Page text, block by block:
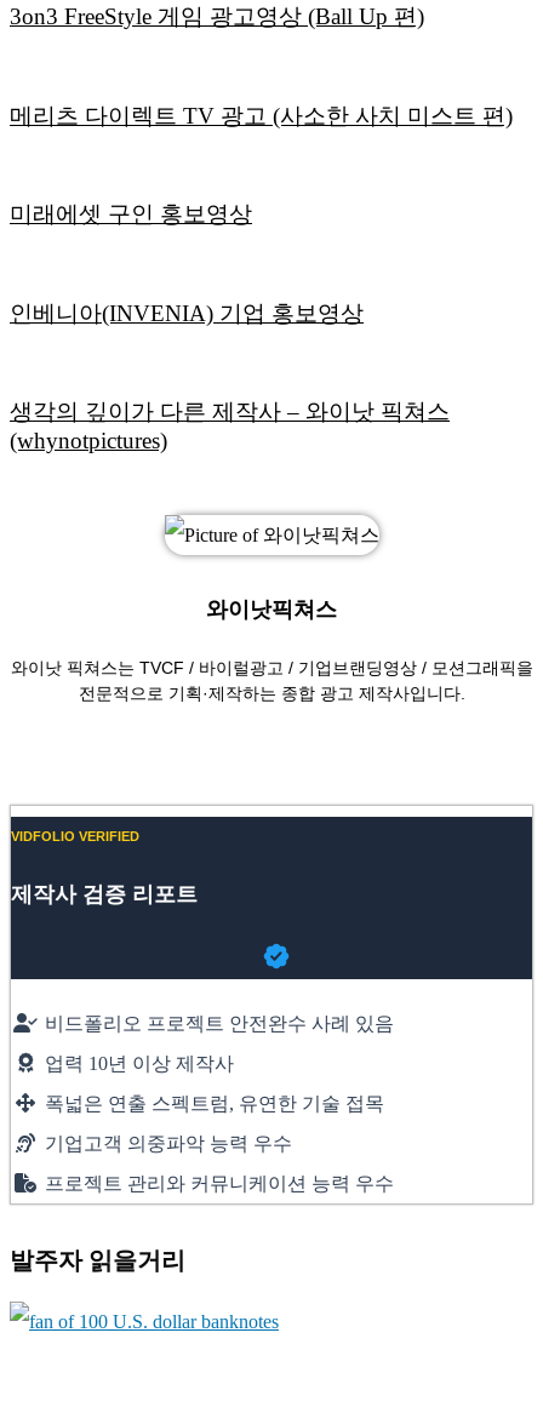
3on3 FreeStyle 게임 광고영상 (Ball Up 편)
메리츠 다이렉트 TV 광고 (사소한 사치 미스트 편)
미래에셋 구인 홍보영상
인베니아(INVENIA) 기업 홍보영상
생각의 깊이가 다른 제작사 – 와이낫 픽쳐스
(whynotpictures)
와이낫픽쳐스
와이낫 픽쳐스는 TVCF / 바이럴광고 / 기업브랜딩영상 / 모션그래픽을
전문적으로 기획·제작하는 종합 광고 제작사입니다.
VIDFOLIO VERIFIED
제작사 검증 리포트
비드폴리오 프로젝트 안전완수 사례 있음
업력 10년 이상 제작사
폭넓은 연출 스펙트럼, 유연한 기술 접목
기업고객 의중파악 능력 우수
프로젝트 관리와 커뮤니케이션 능력 우수
발주자 읽을거리